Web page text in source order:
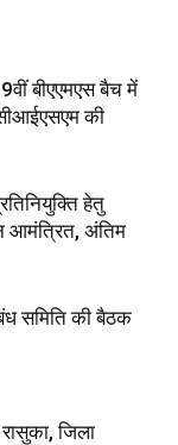
बीएएमएस बैच में
की
हेतु
आमंत्रित, अंतिम
समिति की बैठक
जिला